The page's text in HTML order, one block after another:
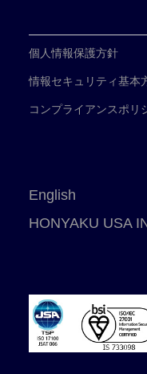
個人情報保護方針
情報セキュリティ基本
コンプライアンスポリ
English
HONYAKU USA